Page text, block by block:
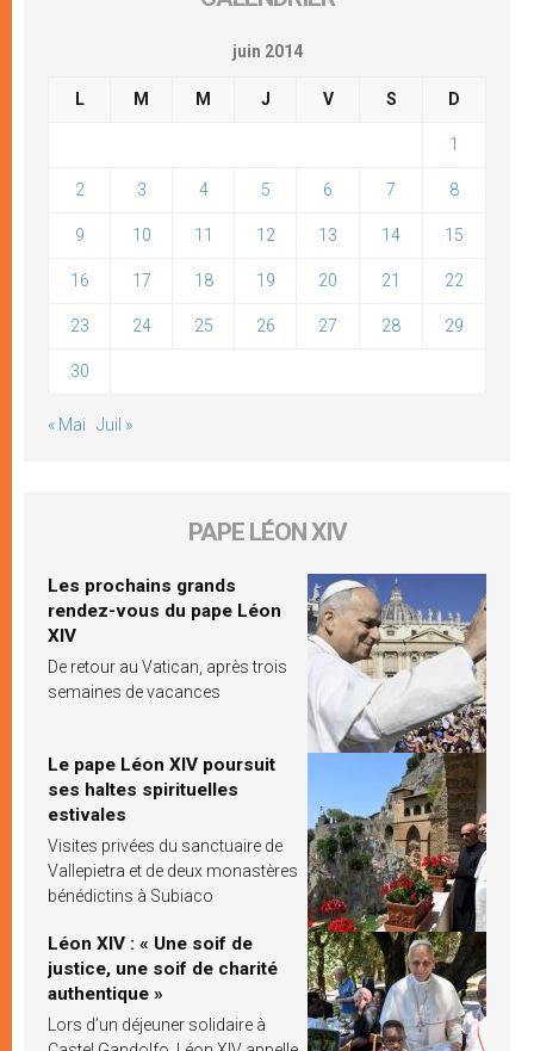
juin 2014
L M M J V S D
1
2 3 4 5 6 7 8
9 10 11 12 13 14 15
16 17 18 19 20 21 22
23 24 25 26 27 28 29
30
« Mai Juil »
PAPE LÉON XIV
Les prochains grands
rendez-vous du pape Léon
XIV
De retour au Vatican, après trois
semaines de vacances
Le pape Léon XIV poursuit
ses haltes spirituelles
estivales
Visites privées du sanctuaire de
Vallepietra et de deux monastères
bénédictins à Subiaco
Léon XIV : « Une soif de
justice, une soif de charité
authentique »
Lors d’un déjeuner solidaire à